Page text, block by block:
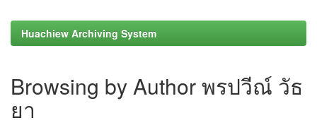
Huachiew Archiving System
Browsing by Author พรปวีณ์ วัธ
ยา